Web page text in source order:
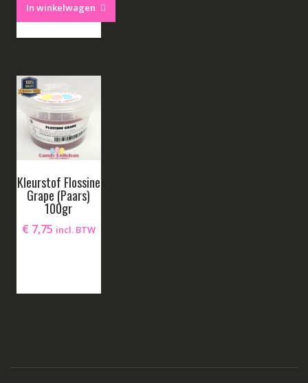
In winkelwagen
Kleurstof Flossine
Grape (Paars)
100gr
€ 7,75 incl. BTW